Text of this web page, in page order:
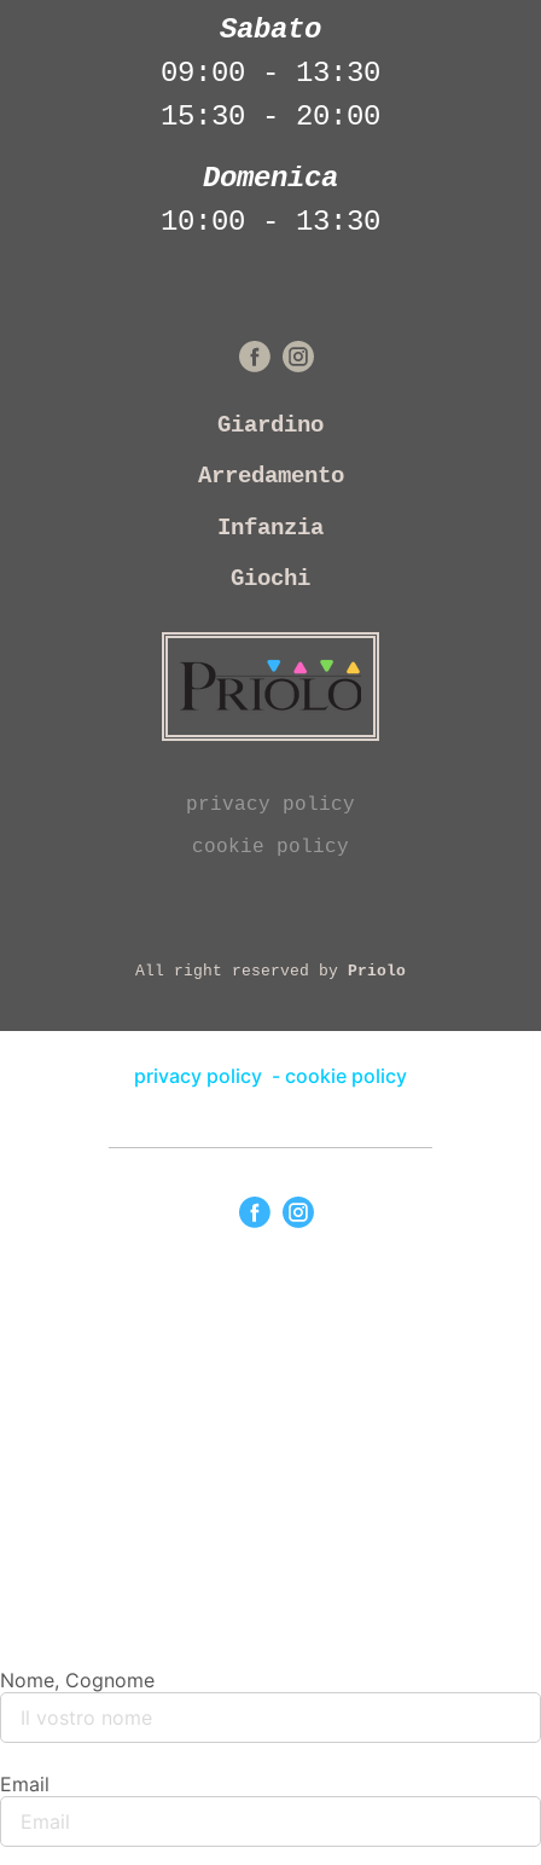
Sabato
09:00 - 13:30
15:30 - 20:00
Domenica
10:00 - 13:30
Giardino
Arredamento
Infanzia
Giochi
privacy policy
cookie policy
All right reserved by Priolo
privacy policy - cookie policy
Nome, Cognome
Email